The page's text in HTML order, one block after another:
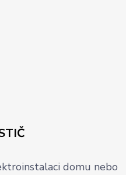
domu nebo